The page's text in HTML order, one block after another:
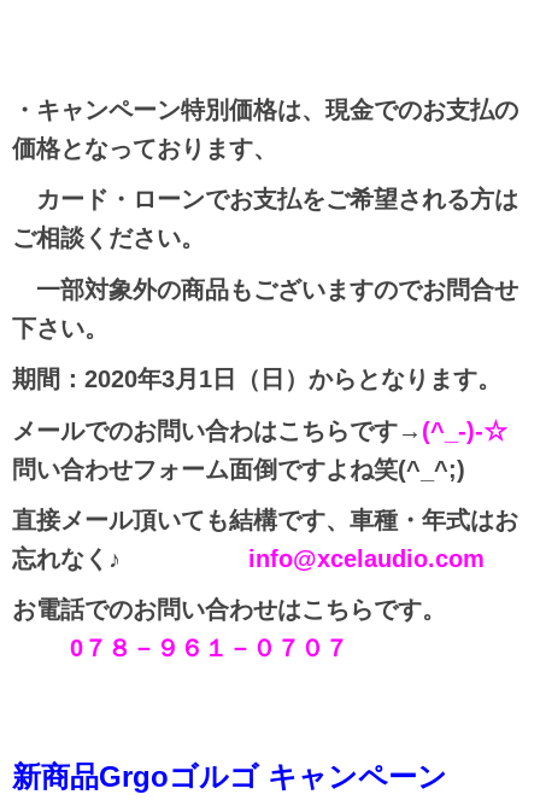
・キャンペーン特別価格は、現金でのお支払の
価格となっております、
カード・ローンでお支払をご希望される方は
ご相談ください。
一部対象外の商品もございますのでお問合せ
下さい。
期間：2020年3月1日（日）からとなります。
メールでのお問い合わはこちらです→ (^_-)-☆
問い合わせフォーム面倒ですよね笑(^_^;)
直接メール頂いても結構です、車種・年式はお
忘れなく♪
info@xcelaudio.com
お電話でのお問い合わせはこちらです。
0 ７８－９６１－０７０７
新商品Grgoゴルゴ キャンペーン